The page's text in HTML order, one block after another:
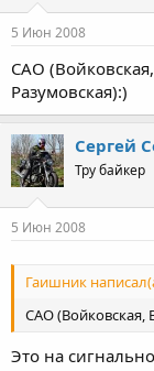
5 Июн 2008
САО
Разумовская):)
Сергей
Тру байкер
5 Июн 2008
Гаишник
САО (Войковская,
Это на